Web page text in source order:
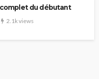
du débutant
2.1k views